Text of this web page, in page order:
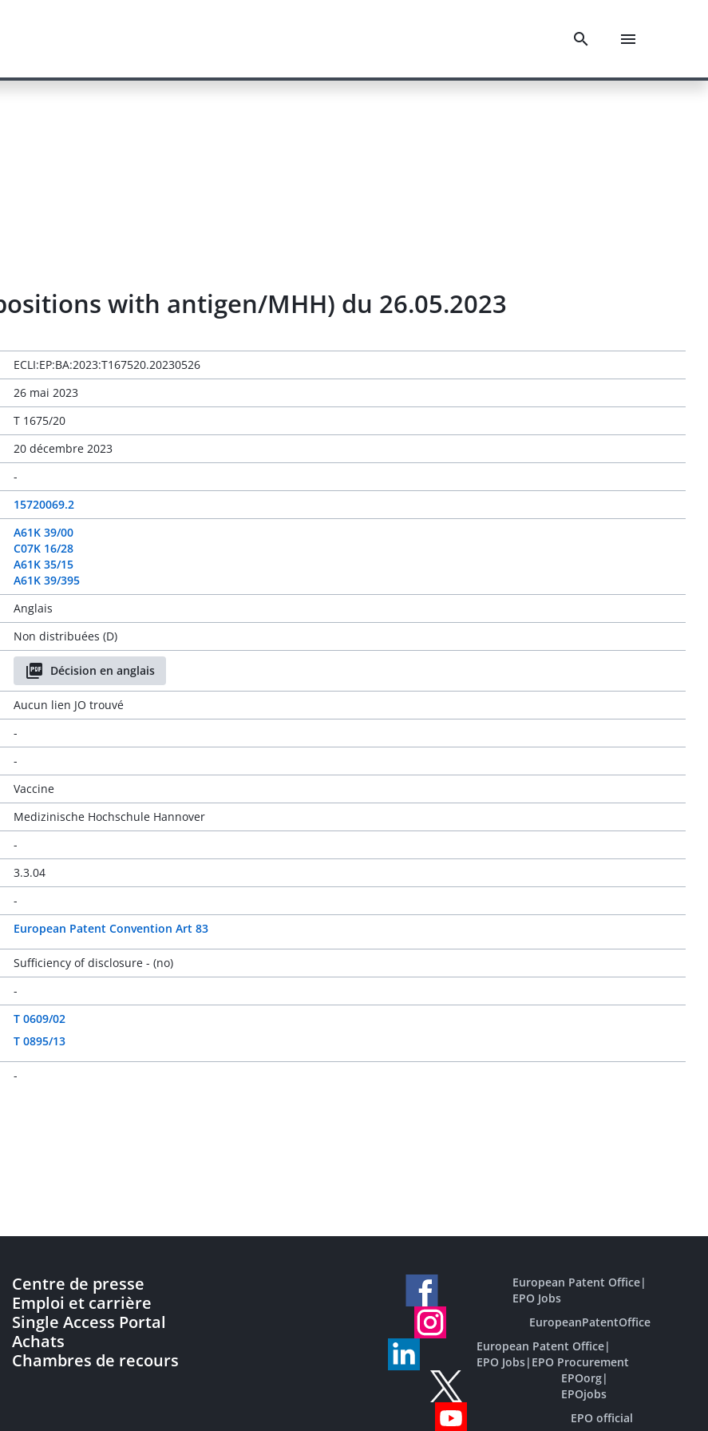
with antigen/MHH) du 26.05.2023
ECLI:EP:BA:2023:T167520.20230526
26 mai 2023
T 1675/20
20 décembre 2023
-
15720069.2
A61K 39/00
C07K 16/28
A61K 35/15
A61K 39/395
Anglais
Non distribuées (D)
Décision en anglais
Aucun lien JO trouvé
-
-
Vaccine
Medizinische Hochschule Hannover
-
3.3.04
-
European Patent Convention Art 83
Sufficiency of disclosure - (no)
-
T 0609/02
T 0895/13
-
Centre de presse
Emploi et carrière
Single Access Portal
Achats
Chambres de recours
European Patent Office|
EPO Jobs
EuropeanPatentOffice
European Patent Office|
EPO Jobs| EPO Procurement
EPOorg|
EPOjobs
EPO official